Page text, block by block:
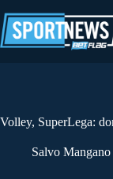
al
contenuto
Volley, SuperLega:
Salvo Mangano